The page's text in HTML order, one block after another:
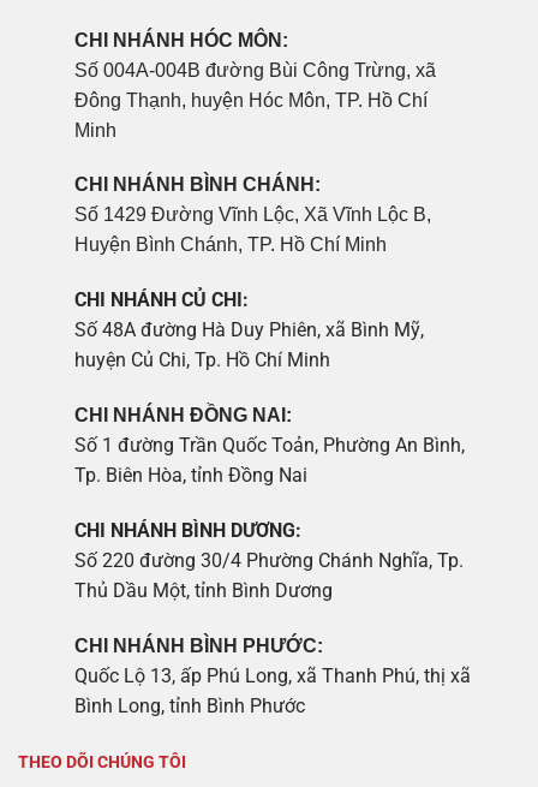
CHI NHÁNH HÓC MÔN:
Số 004A-004B đường Bùi Công Trừng, xã
Đông Thạnh, huyện Hóc Môn, TP. Hồ Chí
Minh
CHI NHÁNH BÌNH CHÁNH:
Số 1429 Đường Vĩnh Lộc, Xã Vĩnh Lộc B,
Huyện Bình Chánh, TP. Hồ Chí Minh
CHI NHÁNH CỦ CHI:
Số 48A đường Hà Duy Phiên, xã Bình Mỹ,
huyện Củ Chi, Tp. Hồ Chí Minh
CHI NHÁNH ĐỒNG NAI:
Số 1 đường Trần Quốc Toản, Phường An Bình,
Tp. Biên Hòa, tỉnh Đồng Nai
CHI NHÁNH BÌNH DƯƠNG:
Số 220 đường 30/4 Phường Chánh Nghĩa, Tp.
Thủ Dầu Một, tỉnh Bình Dương
CHI NHÁNH BÌNH PHƯỚC:
Quốc Lộ 13, ấp Phú Long, xã Thanh Phú, thị xã
Bình Long, tỉnh Bình Phước
THEO DÕI CHÚNG TÔI